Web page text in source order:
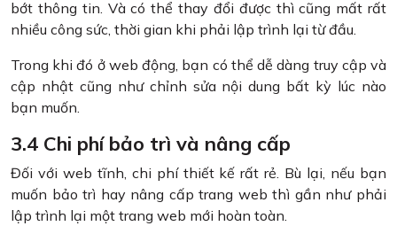
bớt thông tin. Và có thể thay đổi được thì cũng mất rất
nhiều công sức, thời gian khi phải lập trình lại từ đầu.
Trong khi đó ở web động, bạn có thể dễ dàng truy cập và
cập nhật cũng như chỉnh sửa nội dung bất kỳ lúc nào
bạn muốn.
3.4 Chi phí bảo trì và nâng cấp
Đối với web tĩnh, chi phí thiết kế rất rẻ. Bù lại, nếu bạn
muốn bảo trì hay nâng cấp trang web thì gần như phải
lập trình lại một trang web mới hoàn toàn.